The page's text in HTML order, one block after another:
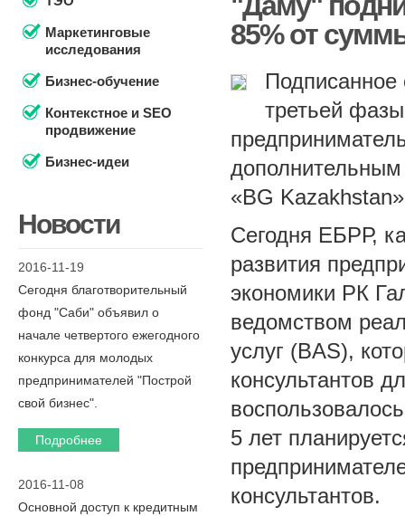
Маркетинговые
исследования
Бизнес-обучение
Контекстное и SEO
продвижение
Бизнес-идеи
Новости
2016-11-19
Сегодня благотворительный
фонд "Саби" объявил о
начале четвертого ежегодного
конкурса для молодых
предпринимателей "Построй
свой бизнес".
Подробнее
2016-11-08
Основной доступ к кредитным
85% от
Подписанное
третьей
«BG
Сегодня ЕБРР,
развития
экономики РК
ведомством
услуг (BAS),
консультантов
5 лет
консультантов.